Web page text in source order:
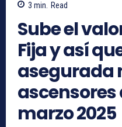
3 min. Read
Sube el
Fija y así
asegurada
marzo 2025